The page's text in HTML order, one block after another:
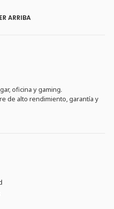
ARRIBA
oficina y gaming.
de alto rendimiento, garantía y